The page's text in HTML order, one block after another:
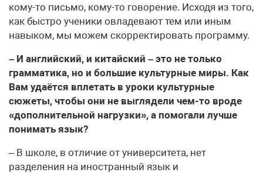
кому-то письмо, кому-то говорение. Исходя из того,
как быстро ученики овладевают тем или иным
навыком, мы можем скорректировать программу.
– И английский, и китайский – это не только
грамматика, но и большие культурные миры. Как
Вам удаётся вплетать в уроки культурные
сюжеты, чтобы они не выглядели чем-то вроде
«дополнительной нагрузки», а помогали лучше
понимать язык?
– В школе, в отличие от университета, нет
разделения на иностранный язык и